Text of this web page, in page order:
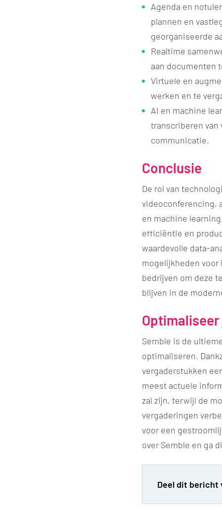
Agenda en
plannen en
georganiseerde
Realtime
aan documenten
Virtuele en
werken en te
AI en machine
transcriberen van
communicatie.
Conclusie
De rol van
videoconferencing,
en machine
efficiëntie en
waardevolle data-
mogelijkheden voor
bedrijven om deze
blijven in de
Semble is de
optimaliseren.
vergaderstukken
meest actuele
zal zijn, terwijl de
vergaderingen
voor een
over Semble en ga
Deel dit bericht